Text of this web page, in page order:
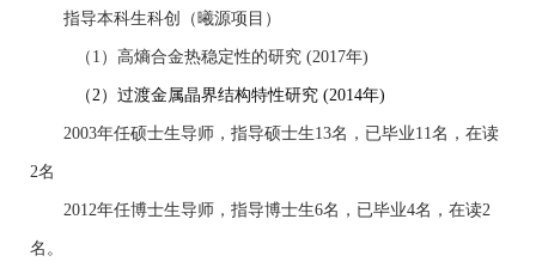
指导本科生科创（曦源项目）
（ 1 ）高熵合金热稳定性的研究(2017年)
（2）过渡金属晶界结构特性研究(2014年)
2003年任硕士生导师，指导硕士生13名，已毕业11名，在读
2名
2012年任博士生导师，指导博士生6名，已毕业4名，在读2
名。